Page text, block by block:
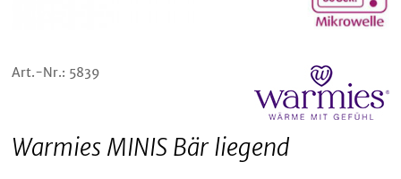
Art.-Nr.: 5839
Warmies MINIS Bär liegend